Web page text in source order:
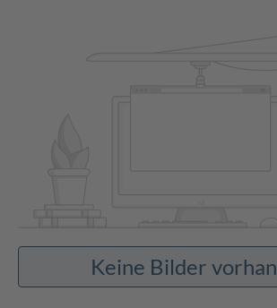
Keine Bilder